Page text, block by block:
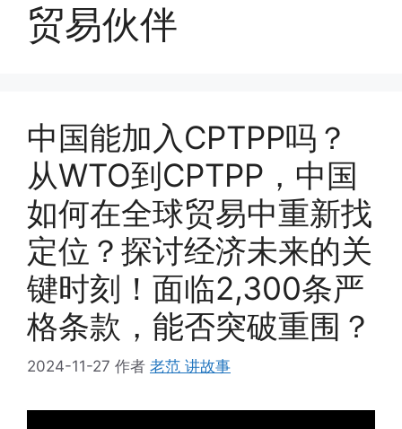
贸易伙伴
中国能加入CPTPP吗？
从WTO到CPTPP，中国
如何在全球贸易中重新找
定位？探讨经济未来的关
键时刻！面临2,300条严
格条款，能否突破重围？
2024-11-27 作者 老范 讲故事